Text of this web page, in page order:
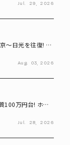
Jul. 29, 2026
～日光を往復! い
Aug. 03, 2026
100万円台! ホン
Jul. 28, 2026